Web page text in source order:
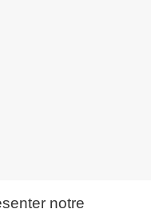
notre